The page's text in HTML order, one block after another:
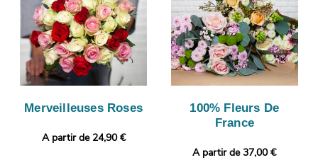
Merveilleuses Roses
A partir de 24,90 €
100% Fleurs De
France
A partir de 37,00 €